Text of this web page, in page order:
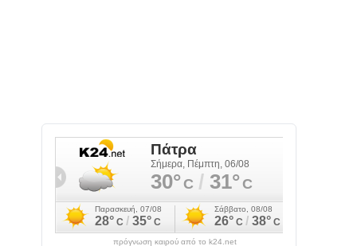
πρόγνωση καιρού από το k24.net